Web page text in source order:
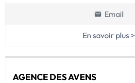
Email
En savoir plus >
AGENCE DES AVENS